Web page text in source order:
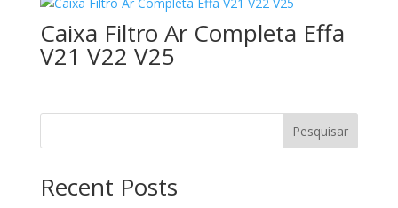
Caixa Filtro Ar Completa Effa
V21 V22 V25
Pesquisar
Recent Posts